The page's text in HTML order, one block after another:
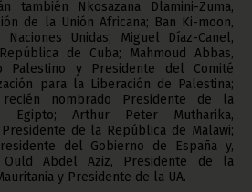
también Nkosazana Dlamini-Zuma,
de la Unión Africana; Ban Ki-moon,
Unidas; Miguel Díaz-Canel,
de Cuba; Mahmoud Abbas,
Palestino y Presidente del Comité
para la Liberación de Palestina;
recién nombrado Presidente de la
Egipto; Arthur Peter Mutharika,
de la República de Malawi;
del Gobierno de España y,
Ould Abdel Aziz, Presidente de la
y Presidente de la UA.